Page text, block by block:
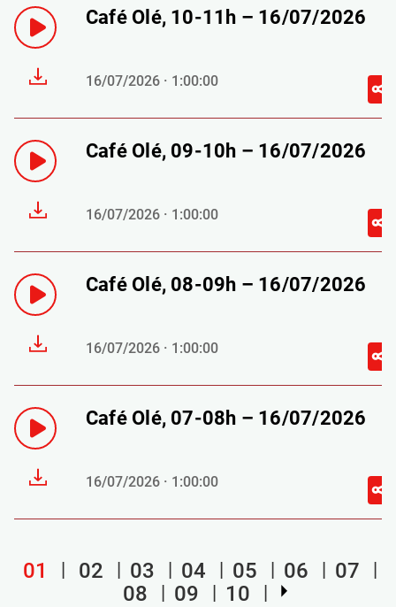
Café Olé, 10-11h – 16/07/2026
16/07/2026 · 1:00:00
Café Olé, 09-10h – 16/07/2026
16/07/2026 · 1:00:00
Café Olé, 08-09h – 16/07/2026
16/07/2026 · 1:00:00
Café Olé, 07-08h – 16/07/2026
16/07/2026 · 1:00:00
01 02 03 04 05 06
07
08
09 10